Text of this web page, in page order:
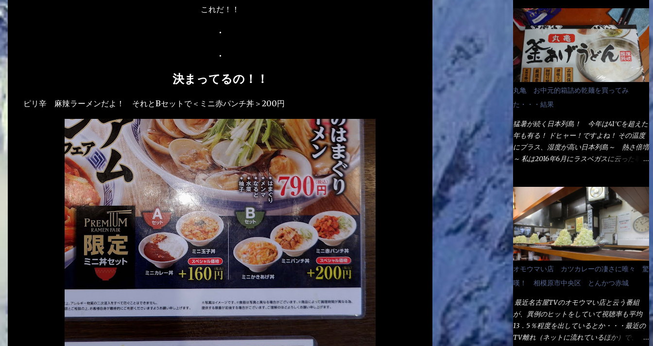
これだ！！
・
・
決まってるの！！
ピリ辛 麻辣ラーメンだよ！ それとBセットで＜ミニ赤パンチ丼＞200円
いことが2つある！ 1つめは釜揚げうどんの
湯が無い注文が通るか？ 釜揚げうどんは、
木の桶に茹で湯と共に＜うどん＞が泳いでる
～ でもコレって食べきるまで湯に浸かって
いるわけで、最初と最後では麺の固さという
かコシが違う！ だったら湯なんか要らない
じゃん！ 茹で上げ直後の麺だけいいよ！と
なるでしょう。 事前にググって調べたら、
やっぱり＜湯無し＞注文は、裏注文方法とし
てあるらしい。 それと店員によっては、理
解出来ない者も居るらしい云う事。 そこで
ランチ混雑前に、行くのが店への配慮でもあ
る。 11:20 店内に入り・・・『釜揚げうど
し？』（これだ全く理解していないな） す
ると茹で方の若い女性店員が『いい！い
い！！』とオッサンを向こうへやった。 で
サッサと、木桶を用意してうどんだけ入れて
出して来ました。 な～るほど、この事
か・・・ で今日の2021年後半1回目のサラメ
シです。 見事に木桶には湯が入っていな
い、UDONだけです。 しかし、この木桶デ
カイなぁ～ 試したいこと残りの1つが＜得＞
大しか食べていないからね、得がどれくらい
の満腹度になるのか？ この得サイズの木桶
は、銭湯で使う洗い桶サイズだなぁ～ この
木桶サイズに、満々と湯が注がれていたら食
丸亀 お中元的箱詰め乾麺を買ってみ
た・・・結果
猛暑が続く日本列島！ 今年は41℃を超えた
年も有る！ ドヒャー！ですよね！ その温度
にプラス、湿度が高い日本列島～ 熱さ倍増
～ 私は2016年6月にラスベガスに云った事が
無いね） 処で今日は何だ！？これです。 丸
亀 釜あげうどん！ 日本には、お中元とお
歳暮という古来からの風習がある。 お中元
は、丁度お盆の夏場に日頃お世話になってい
る方への＜ご挨拶＞としての贈り物の習慣で
す。 今では、大分廃れてしまっているか
と・・・小生もお中元やお歳暮など送った事
は無い！（キッパリ） まぁ～この慣習が残
っているのは、官公庁や超大手企業戦士（昇
進目的）などの世界でしょう。 要は、ゴマ
スリ・・・てな感じかな。 丸亀製麺と云え
ば、大阪誕生→全国区（北海道と沖縄は？）
へ広がった、讃岐饂飩チェーン店大手といっ
オモウマい店 カツカレーの凄さに唯々 驚
嘆！ 相模原市中央区 とんかつ赤城
最近名古屋TVのオモウマい店と云う番組
が、異例のヒットをしていて視聴率も平均
13．5％程度を出しているとか・・・最近の
TV離れ（ネットに流れているほか）で、こ